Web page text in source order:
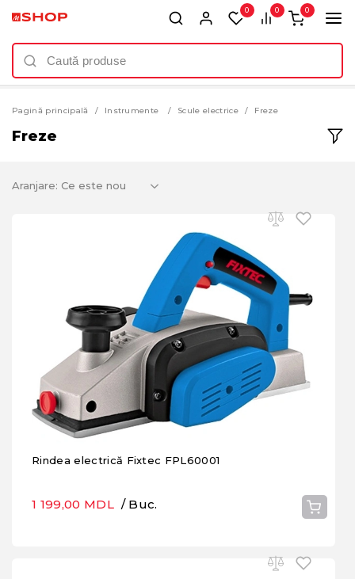
0 0 0
Pagină principală Instrumente Scule electrice Freze
Freze
Aranjare:
Rindea electrică Fixtec FPL60001
1 199,00 MDL / Buc.